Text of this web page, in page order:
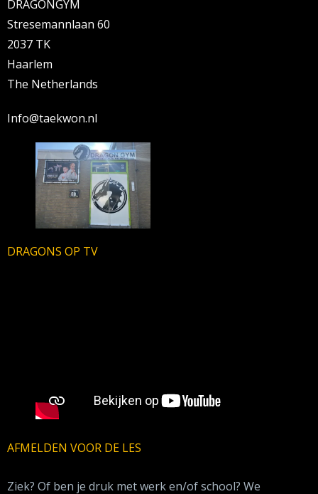
DRAGONGYM
Stresemannlaan 60
2037 TK
Haarlem
The Netherlands
Info@taekwon.nl
DRAGONS OP TV
AFMELDEN VOOR DE LES
Ziek? Of ben je druk met werk en/of school? We